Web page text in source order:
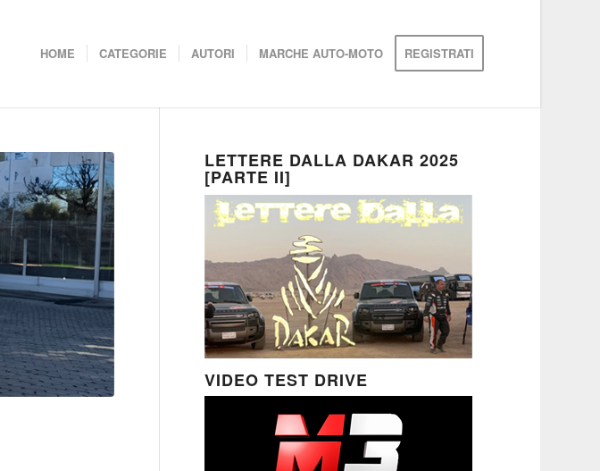
HOME CATEGORIE AUTORI MARCHE AUTO-MOTO REGISTRATI
LETTERE DALLA DAKAR 2025
[PARTE II]
VIDEO TEST DRIVE